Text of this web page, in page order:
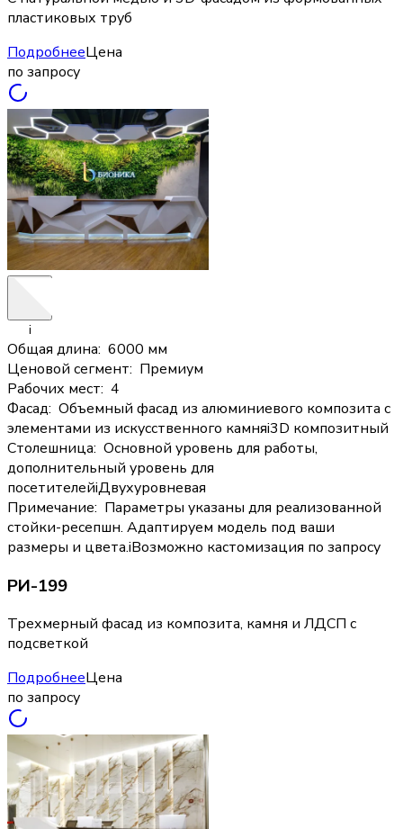
пластиковых труб
ПодробнееЦена
по запросу
i
Общая длина: 6000 мм
Ценовой сегмент: Премиум
Рабочих мест: 4
Фасад: Объемный фасад из алюминиевого композита с
элементами из искусственного камняi3D композитный
Столешница: Основной уровень для работы,
дополнительный уровень для
посетителейiДвухуровневая
Примечание: Параметры указаны для реализованной
стойки-ресепшн. Адаптируем модель под ваши
размеры и цвета.iВозможно кастомизация по запросу
РИ-199
Трехмерный фасад из композита, камня и ЛДСП с
подсветкой
ПодробнееЦена
по запросу